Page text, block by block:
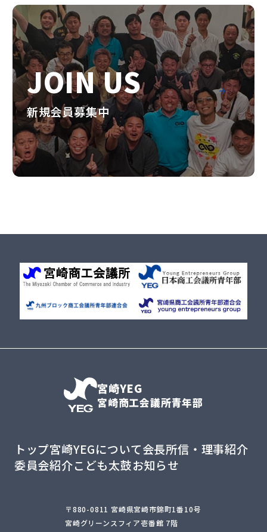
JOIN US
新規会員募集中
宮崎YEG
宮崎商工会議所青年部
トップ宮崎YEGについて会長所信・理事紹介
委員会紹介こども太鼓お知らせ
〒880-0811 宮崎県宮崎市錦町1番10号
宮崎グリーンスフィア壱番館 7階